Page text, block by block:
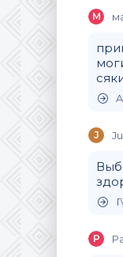
М
J
P